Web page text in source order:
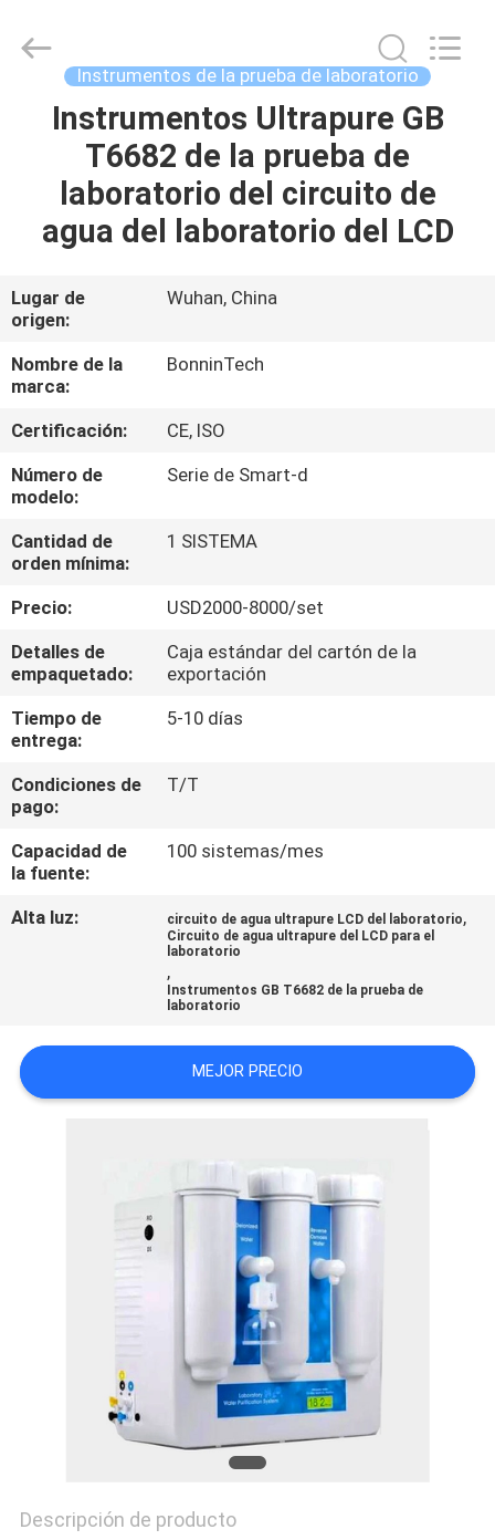
HOGAR
PRODUCTOS
VÍDEOS
SOBRE
NOSOTROS
VIAJE
DE
LA
FÁBRICA
CONTROL
DE
CALIDAD
EN
CONTACTO
CON
MAPA
PRIVACY
ECER
Instrumentos de la prueba de laboratorio
Instrumentos Ultrapure GB
T6682 de la prueba de
laboratorio del circuito de
agua del laboratorio del LCD
Lugar de
origen:
Wuhan, China
Nombre de la
marca:
BonninTech
Certificación:
CE, ISO
Número de
modelo:
Serie de Smart-d
Cantidad de
orden mínima:
1 SISTEMA
Precio:
USD2000-8000/set
Detalles de
empaquetado:
Caja estándar del cartón de la
exportación
Tiempo de
entrega:
5-10 días
Condiciones de
pago:
T/T
Capacidad de
la fuente:
100 sistemas/mes
Alta luz: circuito de agua ultrapure LCD del laboratorio,
Circuito de agua ultrapure del LCD para el
laboratorio
,
Instrumentos GB T6682 de la prueba de
laboratorio
MEJOR PRECIO
Descripción de producto